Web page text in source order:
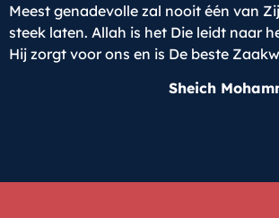
Meest genadevolle zal nooit één van
steek laten. Allah is het Die leidt naar
Hij zorgt voor ons en is De beste
Sheich